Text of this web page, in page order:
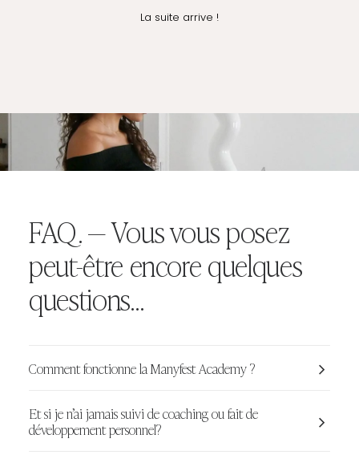
La suite arrive !
FAQ. — Vous vous posez
peut-être encore quelques
questions…
Comment fonctionne la Manyfest Academy ?
Et si je n’ai jamais suivi de coaching ou fait de
développement personnel?